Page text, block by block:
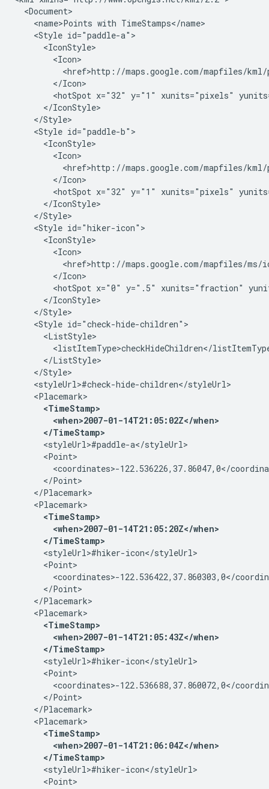
  <Document>
    <name>Points with TimeStamps</name>
    <Style id="paddle-a">
      <IconStyle>
        <Icon>
<href>http://maps.google.com/mapfiles/
        </Icon>
<hotSpot x="32" y="1" xunits="pixels"
      </IconStyle>
    </Style>
    <Style id="paddle-b">
      <IconStyle>
        <Icon>
<href>http://maps.google.com/mapfiles/
        </Icon>
<hotSpot x="32" y="1" xunits="pixels"
      </IconStyle>
    </Style>
    <Style id="hiker-icon">
      <IconStyle>
        <Icon>
<href>http://maps.google.com/mapfiles/ms/
        </Icon>
<hotSpot x="0" y=".5" xunits="fraction"
      </IconStyle>
    </Style>
    <Style id="check-hide-children">
      <ListStyle>
<listItemType>checkHideChildren</
      </ListStyle>
    </Style>
    <styleUrl>#check-hide-children</styleUrl>
    <Placemark>
<TimeStamp>
        <when>2007-01-14T21:05:02Z</when>
      </TimeStamp>
      <styleUrl>#paddle-a</styleUrl>
      <Point>
<coordinates>-122.536226,37.86047,0</
      </Point>
    </Placemark>
    <Placemark>
<TimeStamp>
        <when>2007-01-14T21:05:20Z</when>
      </TimeStamp>
      <styleUrl>#hiker-icon</styleUrl>
      <Point>
<coordinates>-122.536422,37.860303,0</
      </Point>
    </Placemark>
    <Placemark>
<TimeStamp>
        <when>2007-01-14T21:05:43Z</when>
      </TimeStamp>
      <styleUrl>#hiker-icon</styleUrl>
      <Point>
<coordinates>-122.536688,37.860072,0</
      </Point>
    </Placemark>
    <Placemark>
<TimeStamp>
        <when>2007-01-14T21:06:04Z</when>
      </TimeStamp>
      <styleUrl>#hiker-icon</styleUrl>
      <Point>